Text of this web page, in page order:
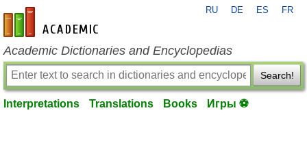
en-academic.com
RU DE ES FR
Academic Dictionaries and Encyclopedias
Search!
Interpretations Translations Books Игры ⚽